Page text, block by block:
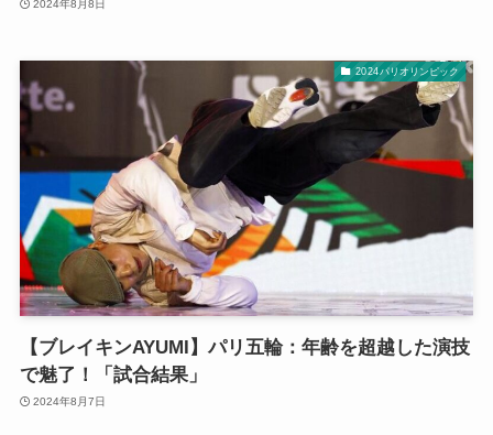
2024年8月8日
2024パリオリンピック
【ブレイキンAYUMI】パリ五輪：年齢を超越した演技
で魅了！「試合結果」
2024年8月7日